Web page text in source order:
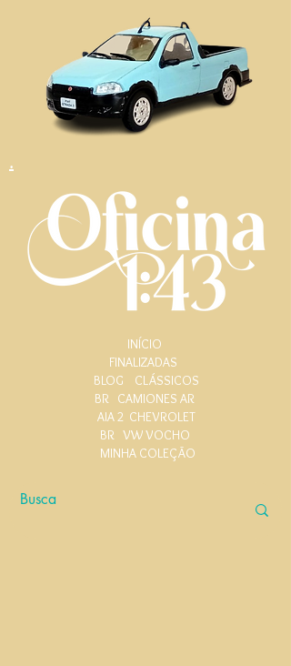
.
INÍCIO
FINALIZADAS
BLOG
CLÁSSICOS
BR CAMIONES AR
AIA 2 CHEVROLET
BR VW VOCHO
MINHA COLEÇÃO